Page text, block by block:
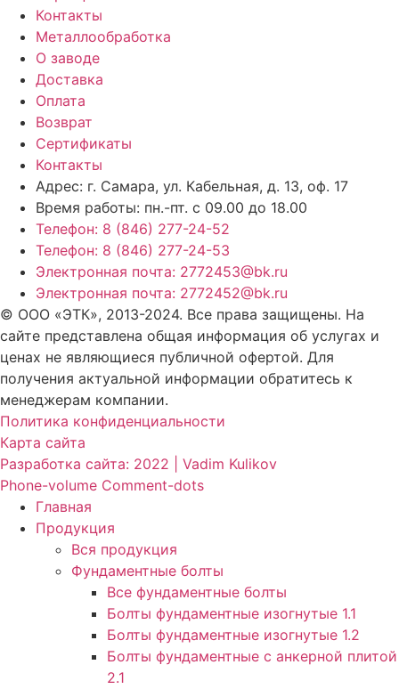
Контакты
Металлообработка
О заводе
Доставка
Оплата
Возврат
Сертификаты
Контакты
Адрес: г. Самара, ул. Кабельная, д. 13, оф. 17
Время работы: пн.-пт. с 09.00 до 18.00
Телефон: 8 (846) 277-24-52
Телефон: 8 (846) 277-24-53
Электронная почта: 2772453@bk.ru
Электронная почта: 2772452@bk.ru
© ООО «ЭТК», 2013-2024. Все права защищены. На
сайте представлена общая информация об услугах и
ценах не являющиеся публичной офертой. Для
получения актуальной информации обратитесь к
менеджерам компании.
Политика конфиденциальности
Карта сайта
Разработка сайта: 2022 | Vadim Kulikov
Phone-volume Comment-dots
Главная
Продукция
Вся продукция
Фундаментные болты
Все фундаментные болты
Болты фундаментные изогнутые 1.1
Болты фундаментные изогнутые 1.2
Болты фундаментные с анкерной плитой
2.1